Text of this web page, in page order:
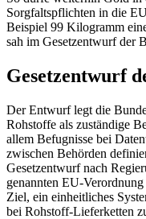
Sorgfaltspflichten in die
Beispiel 99 Kilogramm
sah im Gesetzentwurf der
Gesetzentwurf
Der Entwurf legt die
Rohstoffe als zuständige
allem Befugnisse bei
zwischen Behörden
Gesetzentwurf nach
genannten EU-
Ziel, ein einheitliches
bei Rohstoff-Lieferketten